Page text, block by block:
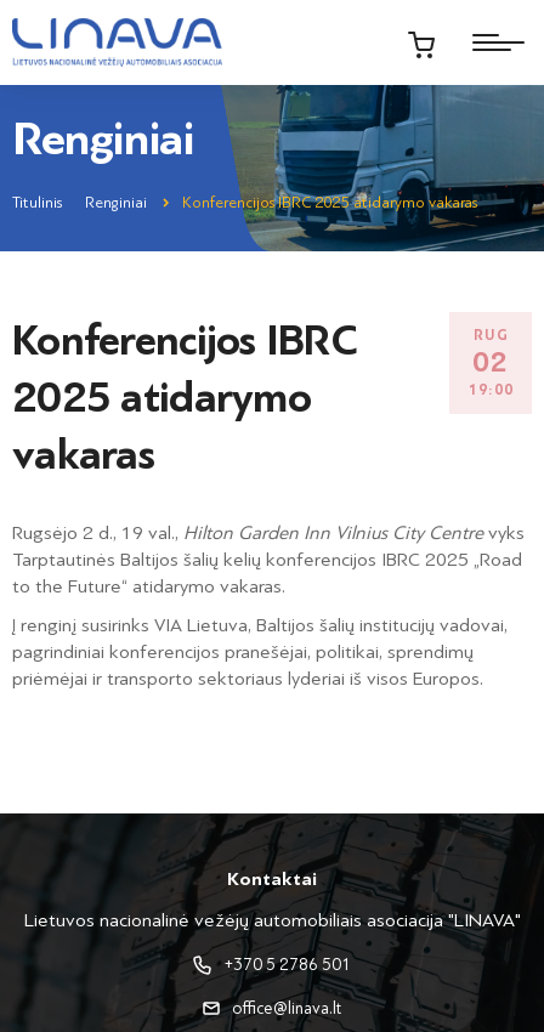
Renginiai
Titulinis Renginiai Konferencijos IBRC 2025 atidarymo vakaras
Konferencijos IBRC
2025 atidarymo
vakaras
RUG
02
19:00
Rugsėjo 2 d., 19 val., Hilton Garden Inn Vilnius City Centrevyks
Tarptautinės Baltijos šalių kelių konferencijos IBRC 2025 „Road
to the Future“ atidarymo vakaras.
Į renginį susirinks VIA Lietuva, Baltijos šalių institucijų vadovai,
pagrindiniai konferencijos pranešėjai, politikai, sprendimų
priėmėjai ir transporto sektoriaus lyderiai iš visos Europos.
Kontaktai
Lietuvos nacionalinė vežėjų automobiliais asociacija "LINAVA"
+370 5 2786 501
office@linava.lt